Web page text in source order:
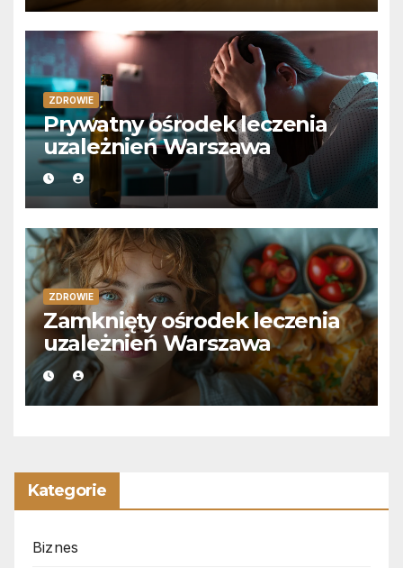
ZDROWIE
Prywatny ośrodek leczenia
uzależnień Warszawa
ZDROWIE
Zamknięty ośrodek leczenia
uzależnień Warszawa
Kategorie
Biznes